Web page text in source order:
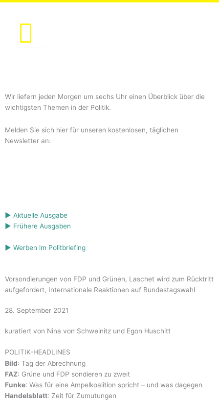
Zum
springen
Wir liefern jeden Morgen um sechs Uhr einen Überblick über die
wichtigsten Themen in der Politik.
Melden Sie sich hier für unseren kostenlosen, täglichen
Newsletter an:
▶ Aktuelle Ausgabe
▶ Frühere Ausgaben
▶ Werben im Politbriefing
Vorsondierungen von FDP und Grünen, Laschet wird zum Rücktritt
aufgefordert, Internationale Reaktionen auf Bundestagswahl
28. September 2021
kuratiert von Nina von Schweinitz und Egon Huschitt
POLITIK-HEADLINES
Bild: Tag der Abrechnung
FAZ: Grüne und FDP sondieren zu zweit
Funke: Was für eine Ampelkoalition spricht – und was dagegen
Handelsblatt: Zeit für Zumutungen